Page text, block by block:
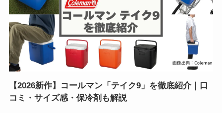
【2026新作】コールマン「テイク9」を徹底紹介｜口
コミ・サイズ感・保冷剤も解説